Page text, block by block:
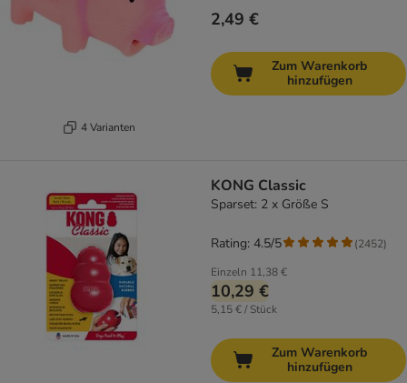
4 Varianten
2,49 €
Zum Warenkorb
hinzufügen
KONG Classic
Sparset: 2 x Größe S
Einzeln 11,38 €
10,29 €
5,15 € / Stück
Rating: 4.5/5 (2452)
Zum Warenkorb
hinzufügen